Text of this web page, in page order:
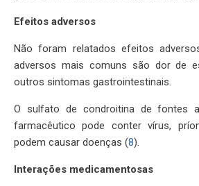
Efeitos adversos
Não foram relatados efeitos
adversos mais comuns são dor de
outros sintomas gastrointestinais.
O sulfato de condroitina de fontes
farmacêutico pode conter vírus,
podem causar doenças (8).
Interações medicamentosas